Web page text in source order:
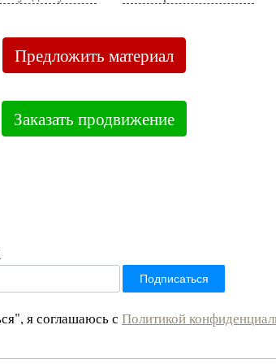
Предложить материал
Заказать продвижение
я соглашаюсь с Политикой